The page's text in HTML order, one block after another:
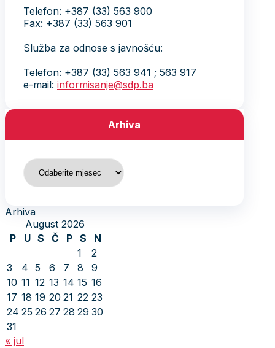
Telefon: +387 (33) 563 900
Fax: +387 (33) 563 901
Služba za odnose s javnošću:
Telefon: +387 (33) 563 941 ; 563 917
e-mail: informisanje@sdp.ba
Arhiva
Arhiva
Arhiva
August 2026
P
U S Č P S
N
1
2
3
4 5 6 7 8
9
10 11 12 13 14 15 16
17 18 19 20 21 22 23
24 25 26 27 28 29 30
31
« jul